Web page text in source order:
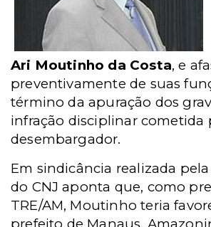
Ari Moutinho da Costa, e
preventivamente de suas
término da apuração dos
infração disciplinar cometida
desembargador.
Em sindicância realizada
do CNJ aponta que, como
TRE/AM, Moutinho teria